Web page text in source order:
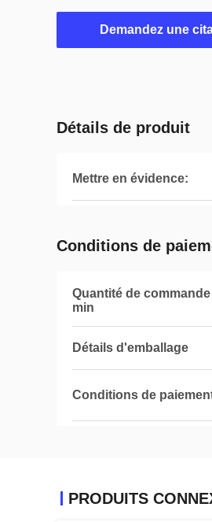
Demandez une
Détails de produit
Mettre en évidence:
Conditions de
Quantité de commande
min
Détails d'emballage
Conditions de
PRODUITS